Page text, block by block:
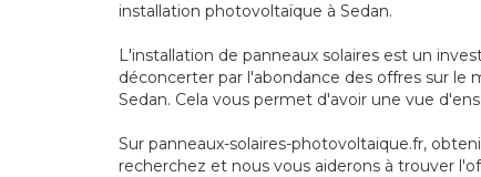
installation photovoltaïque à Sedan.
L'installation de panneaux solaires est un
déconcerter par l'abondance des offres sur
Sedan. Cela vous permet d'avoir une vue
Sur panneaux-solaires-photovoltaique.fr,
recherchez et nous vous aiderons à trouver